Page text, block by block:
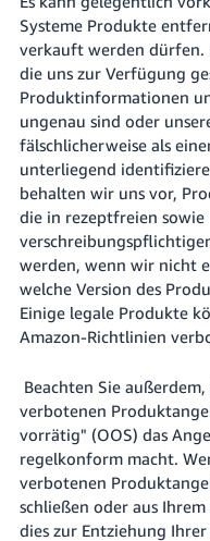
Systeme Produkte
verkauft werden dürfen.
die uns zur Verfügung
Produktinformationen
ungenau sind oder
fälschlicherweise als
unterliegend
behalten wir uns vor,
die in rezeptfreien sowie
werden, wenn wir nicht
welche Version des
Einige legale Produkte
Amazon-Richtlinien
Beachten Sie außerdem,
verbotenen
vorrätig" (OOS) das
regelkonform macht.
verbotenen
schließen oder aus
dies zur Entziehung